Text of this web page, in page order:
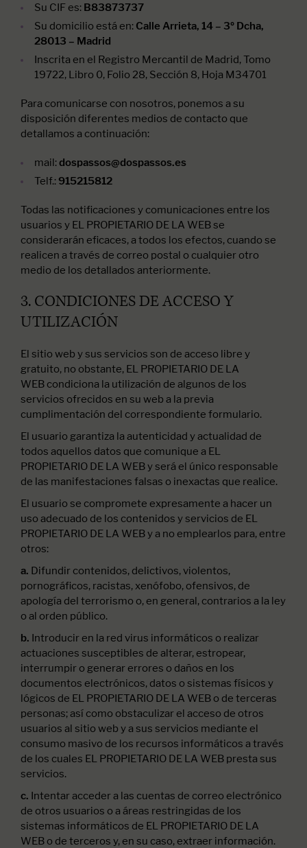
Su CIF es: B83873737
Su domicilio está en: Calle Arrieta, 14 – 3º Dcha,
28013 – Madrid
Inscrita en el Registro Mercantil de Madrid, Tomo
19722, Libro 0, Folio 28, Sección 8, Hoja M34701
Para comunicarse con nosotros, ponemos a su
disposición diferentes medios de contacto que
detallamos a continuación:
mail:dospassos@dospassos.es
Telf.: 915215812
Todas las notificaciones y comunicaciones entre los
usuarios y EL PROPIETARIO DE LA WEB se
considerarán eficaces, a todos los efectos, cuando se
realicen a través de correo postal o cualquier otro
medio de los detallados anteriormente.
3. CONDICIONES DE ACCESO Y
UTILIZACIÓN
El sitio web y sus servicios son de acceso libre y
gratuito, no obstante, EL PROPIETARIO DE LA
WEB condiciona la utilización de algunos de los
servicios ofrecidos en su web a la previa
cumplimentación del correspondiente formulario.
El usuario garantiza la autenticidad y actualidad de
todos aquellos datos que comunique a EL
PROPIETARIO DE LA WEB y será el único responsable
de las manifestaciones falsas o inexactas que realice.
El usuario se compromete expresamente a hacer un
uso adecuado de los contenidos y servicios de EL
PROPIETARIO DE LA WEB y a no emplearlos para, entre
otros:
a. Difundir contenidos, delictivos, violentos,
pornográficos, racistas, xenófobo, ofensivos, de
apología del terrorismo o, en general, contrarios a la ley
o al orden público.
b. Introducir en la red virus informáticos o realizar
actuaciones susceptibles de alterar, estropear,
interrumpir o generar errores o daños en los
documentos electrónicos, datos o sistemas físicos y
lógicos de EL PROPIETARIO DE LA WEB o de terceras
personas; así como obstaculizar el acceso de otros
usuarios al sitio web y a sus servicios mediante el
consumo masivo de los recursos informáticos a través
de los cuales EL PROPIETARIO DE LA WEB presta sus
servicios.
c. Intentar acceder a las cuentas de correo electrónico
de otros usuarios o a áreas restringidas de los
sistemas informáticos de EL PROPIETARIO DE LA
WEB o de terceros y, en su caso, extraer información.